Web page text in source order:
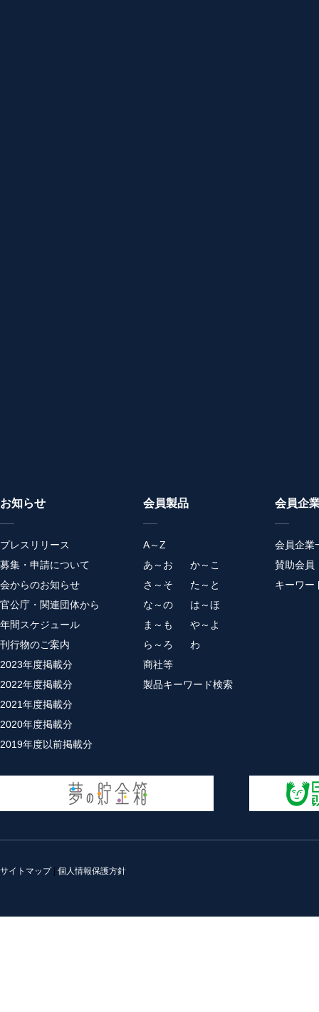
お知らせ
プレスリリース
募集・申請について
会からのお知らせ
官公庁・関連団体から
年間スケジュール
刊行物のご案内
2023年度掲載分
2022年度掲載分
2021年度掲載分
2020年度掲載分
2019年度以前掲載分
会員製品
A～Z
あ～お
か～こ
さ～そ
た～と
な～の
は～ほ
ま～も
や～よ
ら～ろ
わ
商社等
製品キーワード検索
会員企
会員企業
賛助会員
キーワー
サイトマップ| 個人情報保護方針